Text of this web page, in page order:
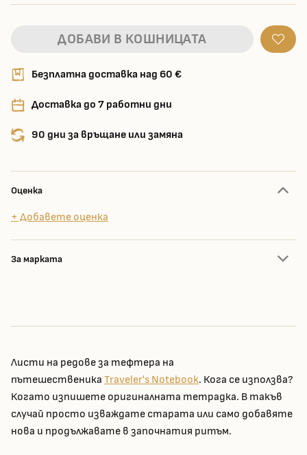
ДОБАВИ В КОШНИЦАТА
Безплатна доставка над 60 €
Доставка до 7 работни дни
90 дни за връщане или замяна
Оценка
+ Добавете оценка
За марката
Листи на редове за тефтера на
пътешественика Traveler's Notebook. Кога се използва?
Когато изпишете оригиналната тетрадка. В такъв
случай просто изваждате старата или само добавяте
нова и продължавате в започнатия ритъм.